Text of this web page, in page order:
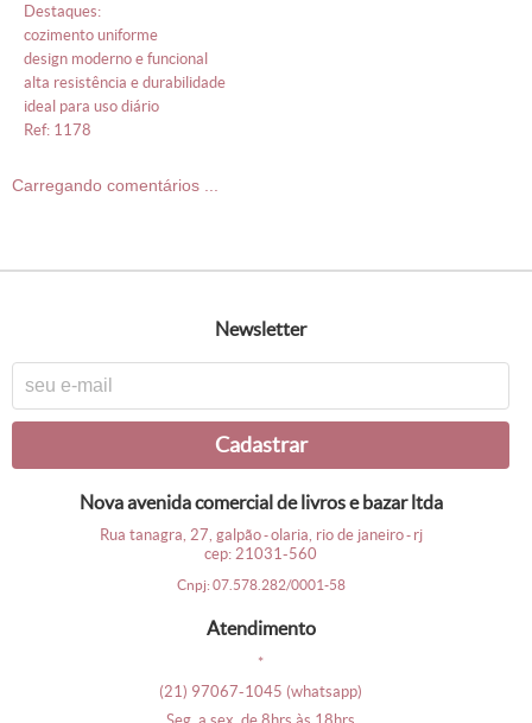
destaques:
cozimento uniforme
design moderno e funcional
alta resistência e durabilidade
ideal para uso diário
ref: 1178
Carregando comentários ...
newsletter
cadastrar
nova avenida comercial de livros e bazar ltda
rua tanagra, 27, galpão-olaria, rio de janeiro- rj
cep: 21031-560
cnpj: 07.578.282/0001-58
atendimento
*
(21) 97067-1045 (whatsapp)